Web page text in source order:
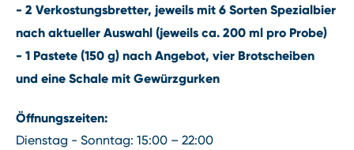
- 2 Verkostungsbretter, jeweils mit 6 Sorten Spezialbier
nach aktueller Auswahl (jeweils ca. 200 ml pro Probe)
- 1 Pastete (150 g) nach Angebot, vier Brotscheiben
und eine Schale mit Gewürzgurken
Öffnungszeiten:
Dienstag - Sonntag: 15:00 – 22:00